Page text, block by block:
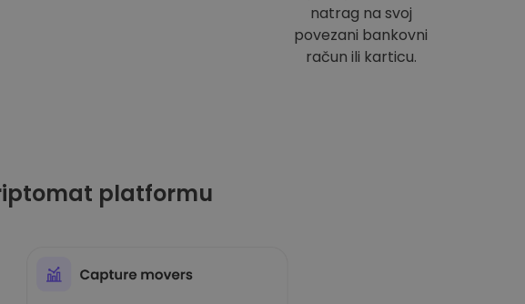
natrag na svoj
povezani bankovni
račun ili karticu.
platformu